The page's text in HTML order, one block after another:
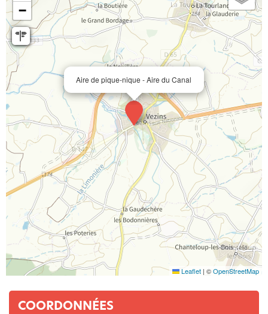
Aire de pique-nique - Aire du Canal
−
Leaflet | ©OpenStreetMap
COORDONNÉES